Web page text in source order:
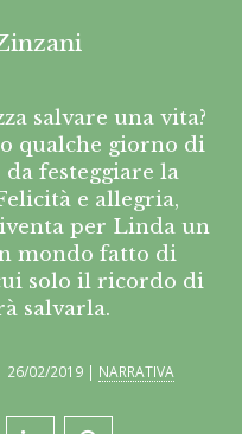
salvare una vita?
qualche giorno di
da festeggiare la
e allegria,
per Linda un
mondo fatto di
solo il ricordo di
salvarla.
26/02/2019 | NARRATIVA